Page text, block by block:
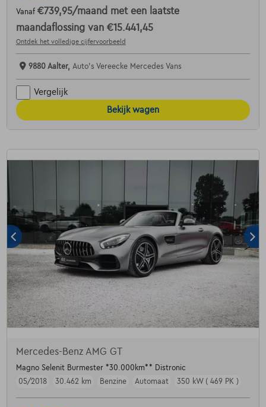
Vanaf €739,95/maand met een laatste
maandaflossing van €15.441,45
Ontdek het volledige cijfervoorbeeld
9880 Aalter, Auto's Vereecke Mercedes Vans
Vergelijk
Bekijk wagen
Mercedes-Benz AMG GT
Magno Selenit Burmester *30.000km** Distronic
05/2018
30.462 km Benzine Automaat 350 kW ( 469 PK )